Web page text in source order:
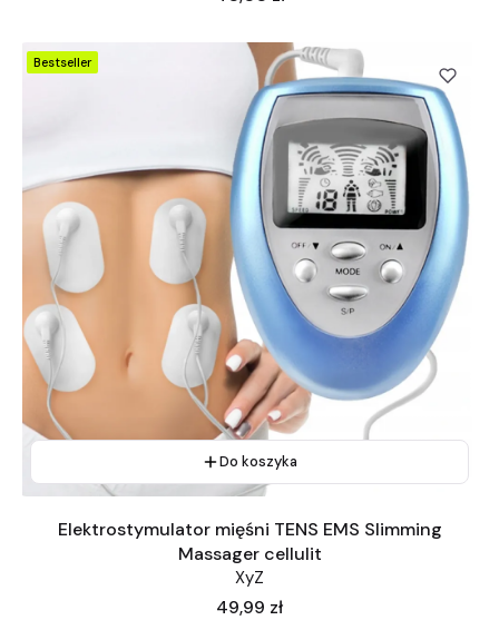
Bestseller
Do koszyka
Elektrostymulator mięśni TENS EMS Slimming
Massager cellulit
XyZ
Cena
49,99 zł